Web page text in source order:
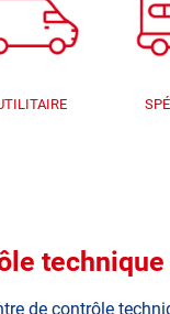
technique
de contrôle